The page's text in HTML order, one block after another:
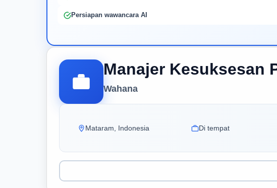
Manajer Kesuksesan
Wahana
Mataram, Indonesia Di tempat
Persiapan wawancara AI